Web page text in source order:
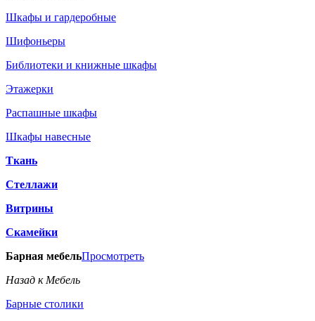
Шкафы и гардеробные
Шифоньеры
Библиотеки и книжные шкафы
Этажерки
Распашные шкафы
Шкафы навесные
Ткань
Стеллажи
Витрины
Скамейки
Барная мебельПросмотреть
Назад к Мебель
Барные столики